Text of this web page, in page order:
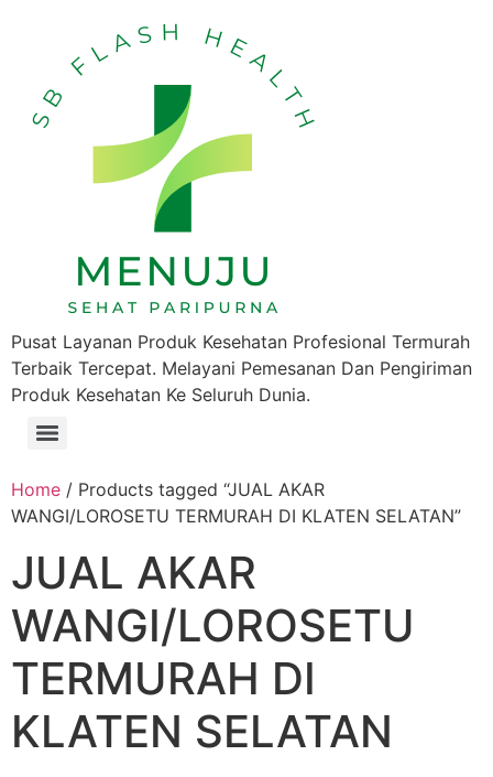
Pusat Layanan Produk Kesehatan Profesional Termurah
Terbaik Tercepat. Melayani Pemesanan Dan Pengiriman
Produk Kesehatan Ke Seluruh Dunia.
Home / Products tagged “JUAL AKAR
WANGI/LOROSETU TERMURAH DI KLATEN SELATAN”
JUAL AKAR
WANGI/LOROSETU
TERMURAH DI
KLATEN SELATAN